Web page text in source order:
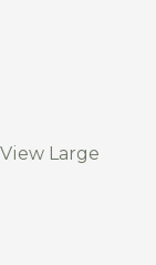
View Large